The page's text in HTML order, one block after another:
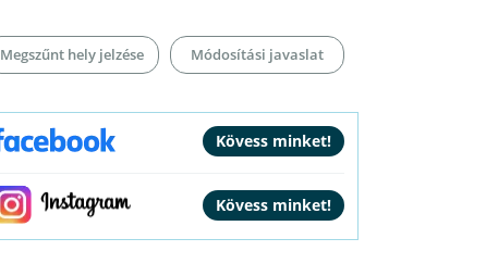
Megszűnt hely jelzése Módosítási javaslat